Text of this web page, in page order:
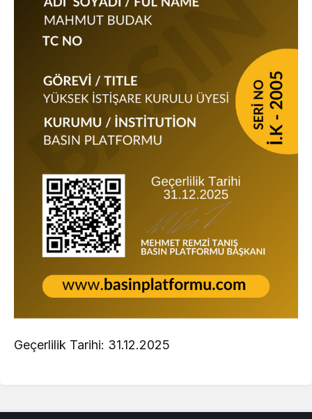
Geçerlilik Tarihi: 31.12.2025